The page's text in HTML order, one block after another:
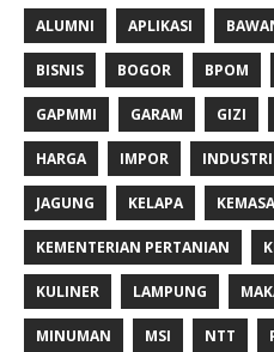
ALUMNI APLIKASI
BISNIS BOGOR BPOM
GAPMMI GARAM GIZI
HARGA IMPOR INDUSTRI
JAGUNG KELAPA
KEMENTERIAN PERTANIAN
KULINER LAMPUNG
MINUMAN MSI NTT